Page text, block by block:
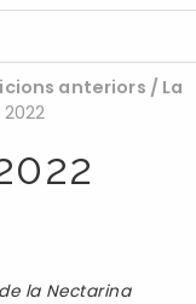
anteriors / La
la Nectarina